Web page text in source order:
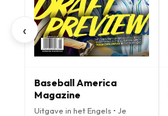
‹
Baseball America
Magazine
Uitgave in het Engels • Je